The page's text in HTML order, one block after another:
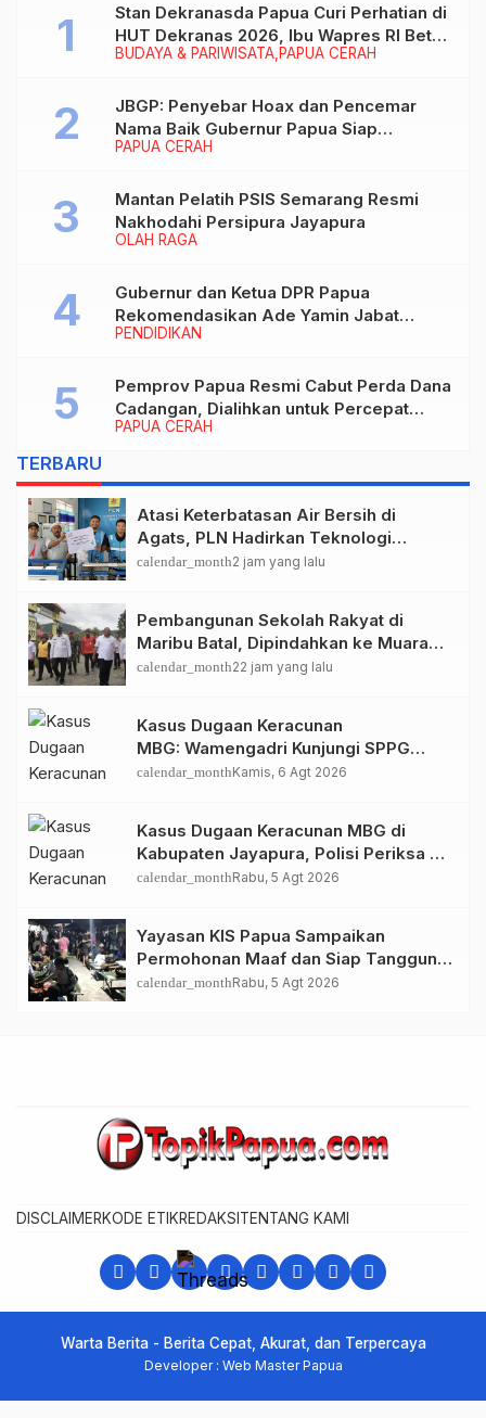
BUDAYA & PARIWISATA PAPUA CERAH
Stan Dekranasda Papua Curi Perhatian di
HUT Dekranas 2026, Ibu Wapres RI Betah
Menikmati Karya Perajin
PAPUA CERAH
JBGP: Penyebar Hoax dan Pencemar
Nama Baik Gubernur Papua Siap
Berhadapan dengan Hukum!
OLAH RAGA
Mantan Pelatih PSIS Semarang Resmi
Nakhodahi Persipura Jayapura
PENDIDIKAN
Gubernur dan Ketua DPR Papua
Rekomendasikan Ade Yamin Jabat
Rektor IAIN Fattahul Muluk Papua
PAPUA CERAH
Pemprov Papua Resmi Cabut Perda Dana
Cadangan, Dialihkan untuk Percepat
Pembangunan dan Layanan Publik
TERBARU
Atasi Keterbatasan Air Bersih di
Agats, PLN Hadirkan Teknologi
Desalinasi untuk Masjid Saiful Al-
calendar_month2 jam yang lalu
Pembangunan Sekolah Rakyat di
Maribu Batal, Dipindahkan ke Muara
Tami, Ini Sebabnya
calendar_month22 jam yang lalu
Kasus Dugaan Keracunan
MBG: Wamengadri Kunjungi SPPG
Yayasan KIS Papua, Ini yang
calendar_monthKamis, 6 Agt 2026
Kasus Dugaan Keracunan MBG di
Kabupaten Jayapura, Polisi Periksa 30
Orang Saksi
calendar_monthRabu, 5 Agt 2026
Yayasan KIS Papua Sampaikan
Permohonan Maaf dan Siap Tanggung
Biaya Korban Dugaan Keracunan MBG
calendar_monthRabu, 5 Agt 2026
DISCLAIMERKODE ETIKREDAKSI TENTANG KAMI
Warta Berita - Berita Cepat, Akurat, dan Terpercaya
Developer : Web Master Papua